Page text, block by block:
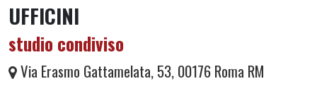
UFFICINI
studio condiviso
Via Erasmo Gattamelata, 53, 00176 Roma RM